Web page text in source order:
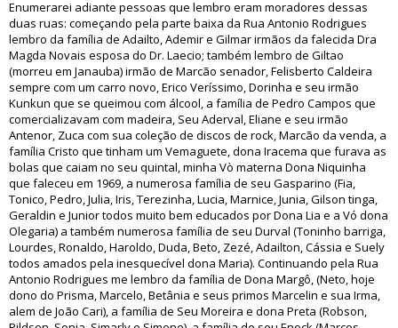
Enumerarei adiante pessoas que lembro eram moradores dessas
duas ruas: começando pela parte baixa da Rua Antonio Rodrigues
lembro da família de Adailto, Ademir e Gilmar irmãos da falecida Dra
Magda Novais esposa do Dr. Laecio; também lembro de Giltao
(morreu em Janauba) irmão de Marcão senador, Felisberto Caldeira
sempre com um carro novo, Erico Veríssimo, Dorinha e seu irmão
Kunkun que se queimou com álcool, a família de Pedro Campos que
comercializavam com madeira, Seu Aderval, Eliane e seu irmão
Antenor, Zuca com sua coleção de discos de rock, Marcão da venda, a
família Cristo que tinham um Vemaguete, dona Iracema que furava as
bolas que caiam no seu quintal, minha Vò materna Dona Niquinha
que faleceu em 1969, a numerosa família de seu Gasparino (Fia,
Tonico, Pedro, Julia, Iris, Terezinha, Lucia, Marnice, Junia, Gilson tinga,
Geraldin e Junior todos muito bem educados por Dona Lia e a Vó dona
Olegaria) a também numerosa família de seu Durval (Toninho barriga,
Lourdes, Ronaldo, Haroldo, Duda, Beto, Zezé, Adailton, Cássia e Suely
todos amados pela inesquecível dona Maria). Continuando pela Rua
Antonio Rodrigues me lembro da família de Dona Margô, (Neto, hoje
dono do Prisma, Marcelo, Betânia e seus primos Marcelin e sua Irma,
alem de João Cari), a família de Seu Moreira e dona Preta (Robson,